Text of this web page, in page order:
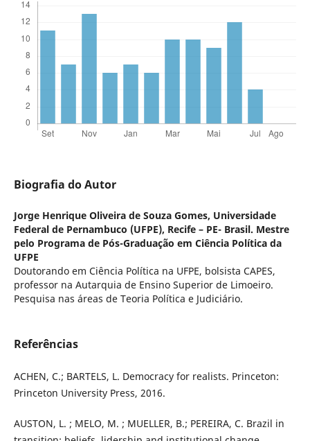
Biografia do Autor
Jorge Henrique Oliveira de Souza Gomes, Universidade
Federal de Pernambuco (UFPE), Recife – PE- Brasil. Mestre
pelo Programa de Pós-Graduação em Ciência Política da
UFPE
Doutorando em Ciência Política na UFPE, bolsista CAPES,
professor na Autarquia de Ensino Superior de Limoeiro.
Pesquisa nas áreas de Teoria Política e Judiciário.
Referências
ACHEN, C.; BARTELS, L. Democracy for realists. Princeton:
Princeton University Press, 2016.
AUSTON, L. ; MELO, M. ; MUELLER, B.; PEREIRA, C. Brazil in